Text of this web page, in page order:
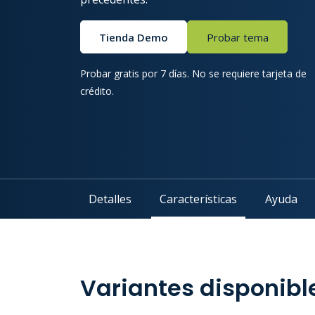
Tienda Demo Probar tema
Probar gratis por 7 días. No se requiere tarjeta de
crédito.
Detalles Características Ayuda
Variantes